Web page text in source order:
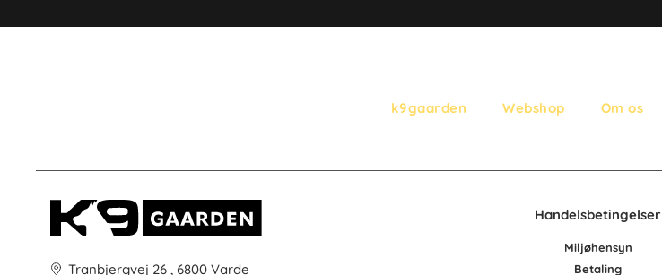
k9gaarden Webshop Om os
Tranbjergvej 26 , 6800 Varde
Handelsbetingelser
Miljøhensyn
Betaling